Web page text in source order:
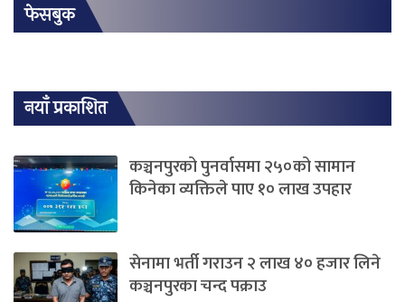
फेसबुक
नयाँ प्रकाशित
कञ्चनपुरको पुनर्वासमा २५०को सामान
किनेका व्यक्तिले पाए १० लाख उपहार
सेनामा भर्ती गराउन २ लाख ४० हजार लिने
कञ्चनपुरका चन्द पक्राउ